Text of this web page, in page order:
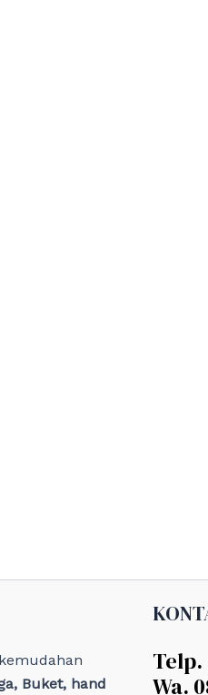
Buket, hand
Telp.
Wa.